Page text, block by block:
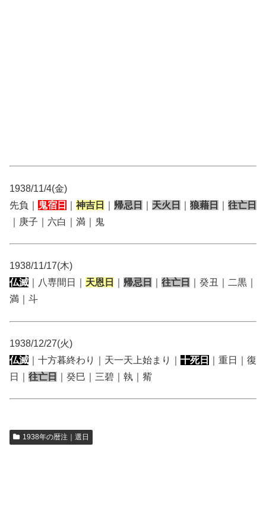
1938/11/4(金)
先負｜
鬼宿日 神吉日 帰忌日 天火日 狼藉日
往亡日
｜庚子｜六白｜満｜鬼
1938/11/17(木)
仏滅 ｜八専間日｜ 天恩日 帰忌日 往亡日
｜癸丑｜二黒｜
満｜斗
1938/12/27(火)
仏滅 ｜十方暮終わり｜天一天上始まり｜ 十死日
｜重日｜復
日｜ 往亡日 ｜癸巳｜三碧｜執｜觜
1938年の暦注｜選日